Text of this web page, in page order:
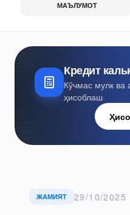
МАЪЛУМОТ
Кредит
Кўчмас мулк ва
ҳисоблаш
ЖАМИЯТ 29/10/2025